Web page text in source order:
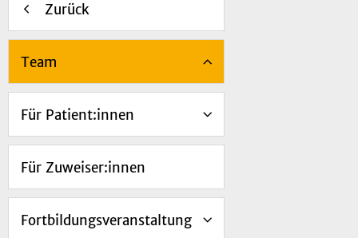
Zurück
Team
Für Patient:innen
Für Zuweiser:innen
Fortbildungsveranstaltung